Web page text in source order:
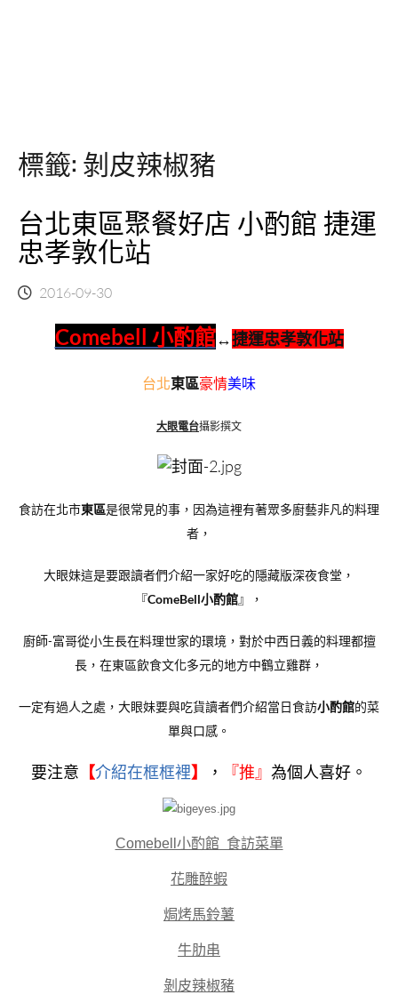
標籤: 剝皮辣椒豬
台北東區聚餐好店 小酌館 捷運
忠孝敦化站
2016-09-30
Comebell 小酌館↔捷運忠孝敦化站
台北東區豪情美味
大眼電台攝影撰文
食訪在北市東區是很常見的事，因為這裡有著眾多廚藝非凡的料理
者，
大眼妹這是要跟讀者們介紹一家好吃的隱藏版深夜食堂，
『ComeBell小酌館』，
廚師-富哥從小生長在料理世家的環境，對於中西日義的料理都擅
長，在東區飲食文化多元的地方中鶴立雞群，
一定有過人之處，大眼妹要與吃貨讀者們介紹當日食訪小酌館的菜
單與口感。
要注意 【介紹在框框裡】 ， 『 推』 為個人喜好。
Comebell小酌館 食訪菜單
花雕醉蝦
焗烤馬鈴薯
牛肋串
剝皮辣椒豬